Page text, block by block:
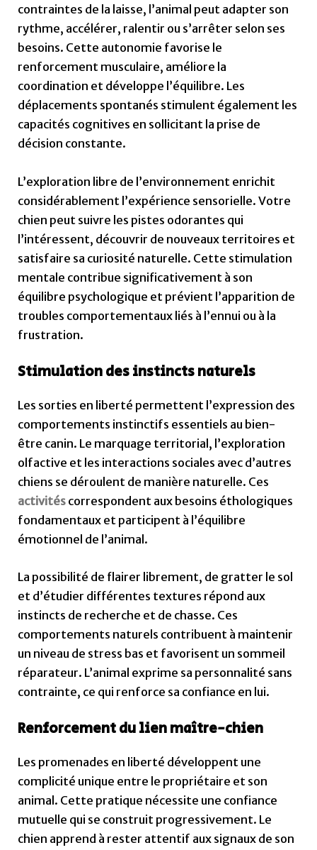
contraintes de la laisse, l’animal peut adapter son
rythme, accélérer, ralentir ou s’arrêter selon ses
besoins. Cette autonomie favorise le
renforcement musculaire, améliore la
coordination et développe l’équilibre. Les
déplacements spontanés stimulent également les
capacités cognitives en sollicitant la prise de
décision constante.
L’exploration libre de l’environnement enrichit
considérablement l’expérience sensorielle. Votre
chien peut suivre les pistes odorantes qui
l’intéressent, découvrir de nouveaux territoires et
satisfaire sa curiosité naturelle. Cette stimulation
mentale contribue significativement à son
équilibre psychologique et prévient l’apparition de
troubles comportementaux liés à l’ennui ou à la
frustration.
Stimulation des instincts naturels
Les sorties en liberté permettent l’expression des
comportements instinctifs essentiels au bien-
être canin. Le marquage territorial, l’exploration
olfactive et les interactions sociales avec d’autres
chiens se déroulent de manière naturelle. Ces
activités correspondent aux besoins éthologiques
fondamentaux et participent à l’équilibre
émotionnel de l’animal.
La possibilité de flairer librement, de gratter le sol
et d’étudier différentes textures répond aux
instincts de recherche et de chasse. Ces
comportements naturels contribuent à maintenir
un niveau de stress bas et favorisent un sommeil
réparateur. L’animal exprime sa personnalité sans
contrainte, ce qui renforce sa confiance en lui.
Renforcement du lien maître-chien
Les promenades en liberté développent une
complicité unique entre le propriétaire et son
animal. Cette pratique nécessite une confiance
mutuelle qui se construit progressivement. Le
chien apprend à rester attentif aux signaux de son